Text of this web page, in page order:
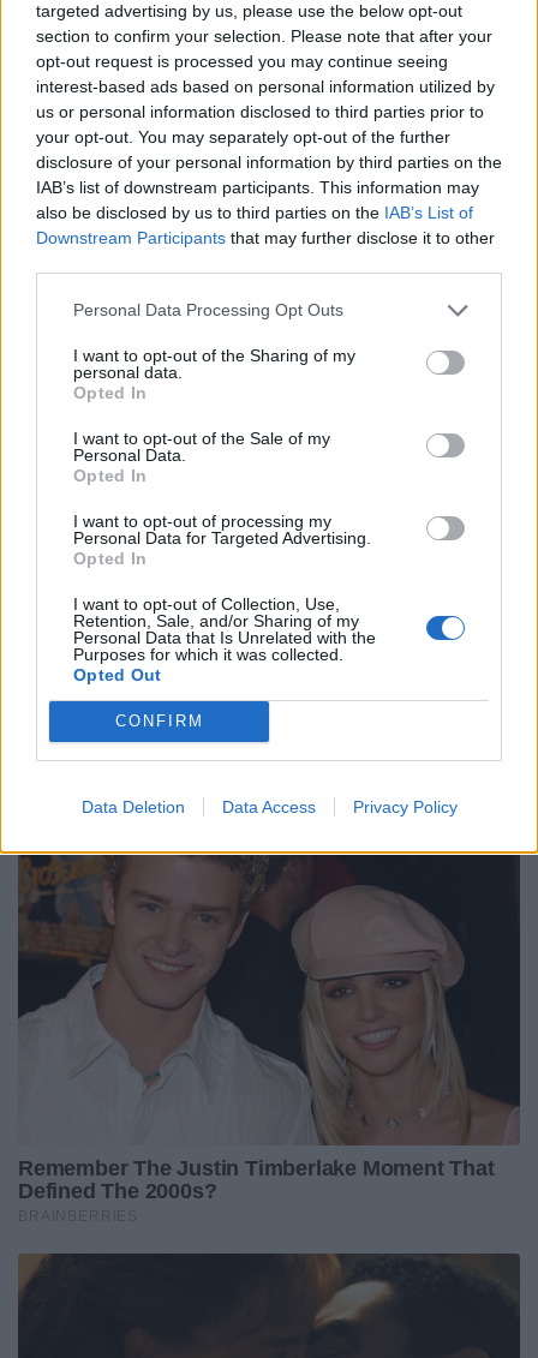
targeted advertising by us, please use the below opt-out
section to confirm your selection. Please note that after your
opt-out request is processed you may continue seeing
interest-based ads based on personal information utilized by
us or personal information disclosed to third parties prior to
your opt-out. You may separately opt-out of the further
disclosure of your personal information by third parties on the
IAB’s list of downstream participants. This information may
also be disclosed by us to third parties on the IAB’s List of
Downstream Participants that may further disclose it to other
Personal Data Processing Opt Outs
I want to opt-out of the Sharing of my
personal data.
Opted In
I want to opt-out of the Sale of my
Personal Data.
Opted In
I want to opt-out of processing my
Personal Data for Targeted Advertising.
Opted In
I want to opt-out of Collection, Use,
Retention, Sale, and/or Sharing of my
Personal Data that Is Unrelated with the
Purposes for which it was collected.
Opted Out
CONFIRM
Data Deletion Data Access Privacy Policy
1 San Marco Venezia
Classifica Girone 4
25 Rugby Roma Olimpic
22 Polisportiva Paganica
21 Cus Catania
20 Capitolina Cadetta
16 Rugby L’Aquila
15 Benevento
14 Frascati Rugby
10 US Roma
5 Messina Rugby
0 Arechi Salerno